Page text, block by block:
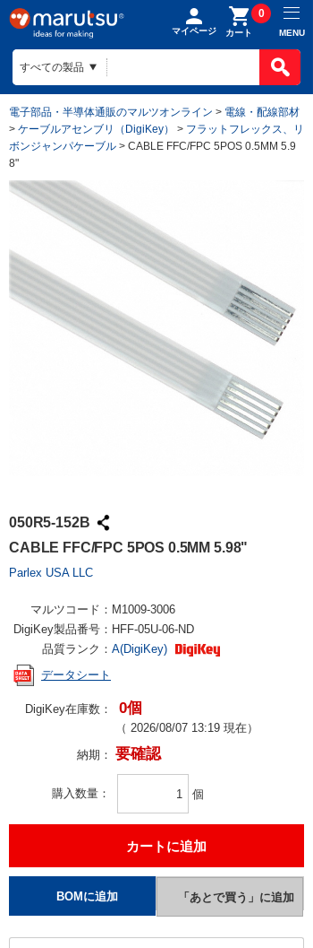
マイページ カート
0
MENU
電子部品・半導体通販のマルツオンライン > 電線・配線部材
> ケーブルアセンブリ（DigiKey） > フラットフレックス、リ
ボンジャンパケーブル > CABLE FFC/FPC 5POS 0.5MM 5.9
8"
050R5-152B
CABLE FFC/FPC 5POS 0.5MM 5.98"
Parlex USA LLC
マルツコード： M1009-3006
DigiKey製品番号： HFF-05U-06-ND
品質ランク： A(DigiKey)
データシート
DigiKey在庫数： 0個
（ 2026/08/07 13:19 現在）
納期： 要確認
購入数量 個